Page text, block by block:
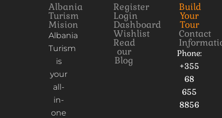
Albania
Turism
Mision
Albania
Turism
is
your
all-
in-
one
Register
Login
Dashboard
Wishlist
Read
our
Blog
Build
Your
Tour
Contact
Phone:
+355
68
655
8856